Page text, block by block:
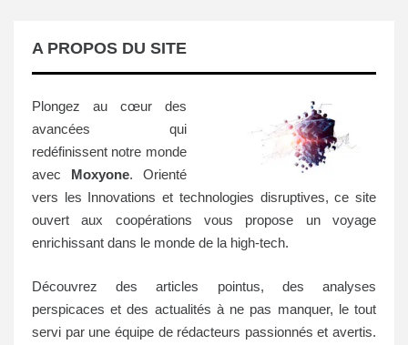
A PROPOS DU SITE
Plongez au cœur des
avancées qui
redéfinissent notre monde
avec Moxyone. Orienté
vers les Innovations et technologies disruptives, ce site
ouvert aux coopérations vous propose un voyage
enrichissant dans le monde de la high-tech.
Découvrez des articles pointus, des analyses
perspicaces et des actualités à ne pas manquer, le tout
servi par une équipe de rédacteurs passionnés et avertis.